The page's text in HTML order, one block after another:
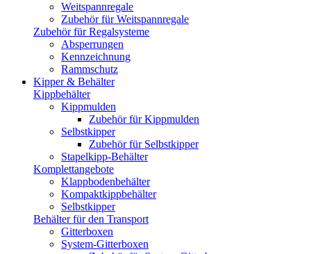
Weitspannregale
Zubehör für Weitspannregale
Zubehör für Regalsysteme
Absperrungen
Kennzeichnung
Rammschutz
Kipper & Behälter
Kippbehälter
Kippmulden
Zubehör für Kippmulden
Selbstkipper
Zubehör für Selbstkipper
Stapelkipp-Behälter
Komplettangebote
Klappbodenbehälter
Kompaktkippbehälter
Selbstkipper
Behälter für den Transport
Gitterboxen
System-Gitterboxen